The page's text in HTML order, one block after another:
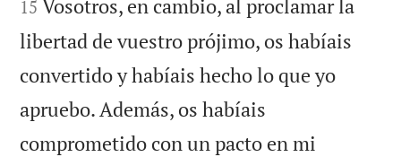
15 Vosotros, en cambio, al proclamar la
libertad de vuestro prójimo, os habíais
convertido y habíais hecho lo que yo
apruebo. Además, os habíais
comprometido con un pacto en mi